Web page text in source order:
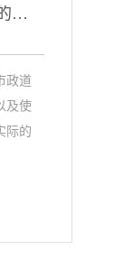
道钉安装过程中需要注意的问题
政道
及使
际的